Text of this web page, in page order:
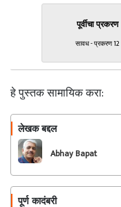
पूर्वीचा प्रकरण
सावध - प्रकरण 12
हे पुस्तक सामायिक करा:
लेखक बद्दल
Abhay Bapat
पूर्ण कादंबरी